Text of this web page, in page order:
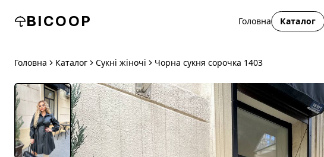
BICOOP Головна Каталог
Головна Каталог Сукні жіночі Чорна сукня сорочка 1403